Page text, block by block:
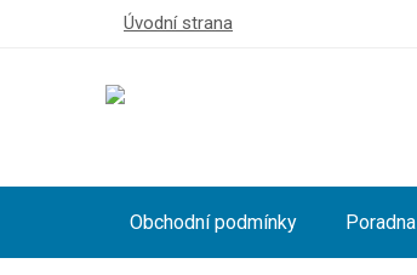
Úvodní strana
Obchodní podmínky Poradna